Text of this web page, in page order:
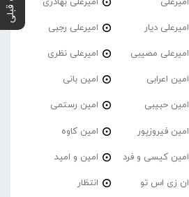
امیرعلی دیار امیرعلی رجبی
امیرعلی مصیبی امیرعلی نظری
امین اعرابی امین بانی
امین حبیبی امین رستمی
امین فیروزپور امین کاوه
امین کیسی و فرد امین و امید
ان زی اس تو انتظار